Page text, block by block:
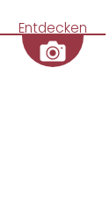
Entdecken